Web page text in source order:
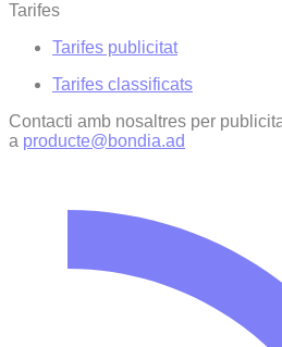
Tarifes
Tarifes publicitat
Tarifes classificats
Contacti amb nosaltres per
a producte@bondia.ad